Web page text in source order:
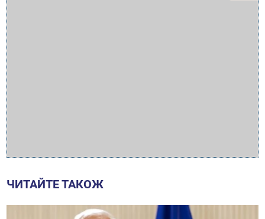
ЧИТАЙТЕ ТАКОЖ